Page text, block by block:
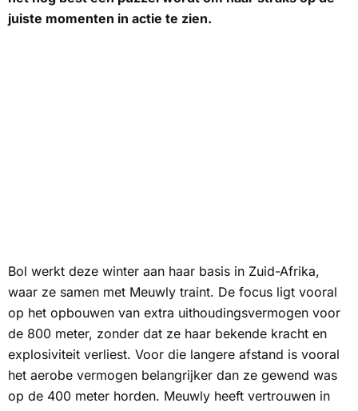
juiste momenten in actie te zien.
Bol werkt deze winter aan haar basis in Zuid-Afrika,
waar ze samen met Meuwly traint. De focus ligt vooral
op het opbouwen van extra uithoudingsvermogen voor
de 800 meter, zonder dat ze haar bekende kracht en
explosiviteit verliest. Voor die langere afstand is vooral
het aerobe vermogen belangrijker dan ze gewend was
op de 400 meter horden. Meuwly heeft vertrouwen in